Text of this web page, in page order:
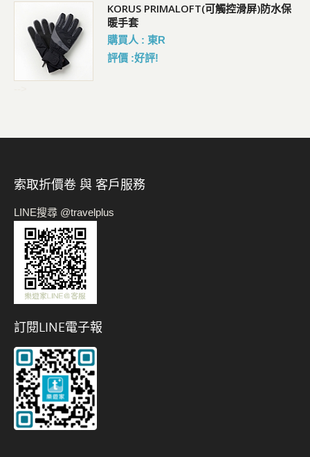
KORUS PRIMALOFT(可觸控滑屏)防水保
暖手套
購買人 : 東R
評價 :好評!
索取折價卷 與 客戶服務
LINE搜尋 @travelplus
訂閱LINE電子報